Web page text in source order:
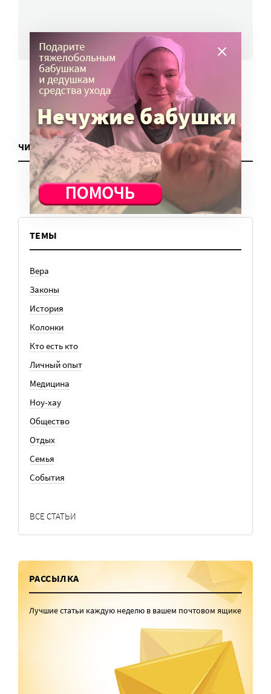
ВСЕ НОВОСТИ
ЧИТАТЬ ЕЩЕ
ТЕМЫ
Вера
Законы
История
Колонки
Кто есть кто
Личный опыт
Медицина
Ноу-хау
Общество
Отдых
Семья
События
ВСЕ СТАТЬИ
РАССЫЛКА
Лучшие статьи каждую неделю в вашем почтовом ящике